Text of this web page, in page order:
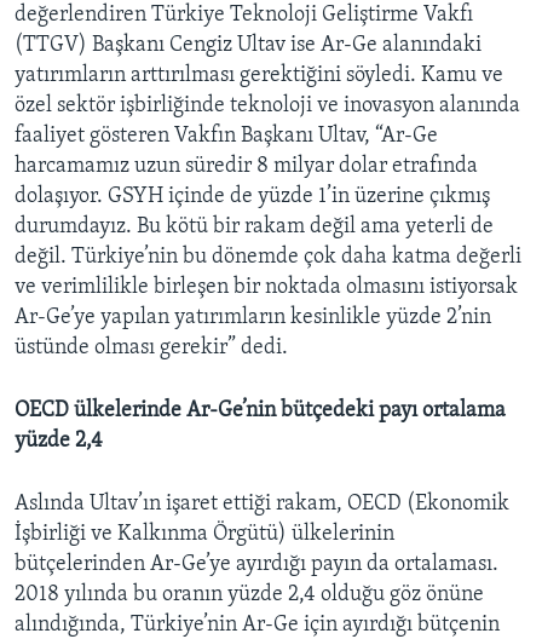
değerlendiren Türkiye Teknoloji Geliştirme Vakfı
(TTGV) Başkanı Cengiz Ultav ise Ar-Ge alanındaki
yatırımların arttırılması gerektiğini söyledi. Kamu ve
özel sektör işbirliğinde teknoloji ve inovasyon alanında
faaliyet gösteren Vakfın Başkanı Ultav, “Ar-Ge
harcamamız uzun süredir 8 milyar dolar etrafında
dolaşıyor. GSYH içinde de yüzde 1’in üzerine çıkmış
durumdayız. Bu kötü bir rakam değil ama yeterli de
değil. Türkiye’nin bu dönemde çok daha katma değerli
ve verimlilikle birleşen bir noktada olmasını istiyorsak
Ar-Ge’ye yapılan yatırımların kesinlikle yüzde 2’nin
üstünde olması gerekir” dedi.
OECD ülkelerinde Ar-Ge’nin bütçedeki payı ortalama
yüzde 2,4
Aslında Ultav’ın işaret ettiği rakam, OECD (Ekonomik
İşbirliği ve Kalkınma Örgütü) ülkelerinin
bütçelerinden Ar-Ge’ye ayırdığı payın da ortalaması.
2018 yılında bu oranın yüzde 2,4 olduğu göz önüne
alındığında, Türkiye’nin Ar-Ge için ayırdığı bütçenin